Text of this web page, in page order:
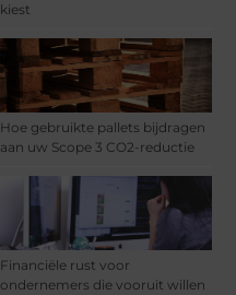
kiest
Hoe gebruikte pallets bijdragen
aan uw Scope 3 CO2-reductie
Financiële rust voor
ondernemers die vooruit willen